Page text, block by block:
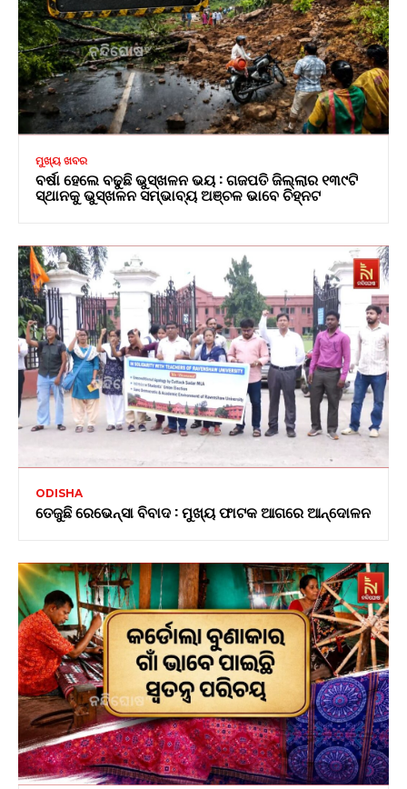
ମୁଖ୍ୟ ଖବର
ବର୍ଷା ହେଲେ ବଢୁଛି ଭୁସ୍ଖଳନ ଭୟ : ଗଜପତି ଜିଲ୍ଲାର ୧୩୯ଟି
ସ୍ଥାନକୁ ଭୁସ୍ଖଳନ ସମ୍ଭାବ୍ୟ ଅଞ୍ଚଳ ଭାବେ ଚିହ୍ନଟ
ODISHA
ତେଜୁଛି ରେଭେନ୍ସା ବିବାଦ : ମୁଖ୍ୟ ଫାଟକ ଆଗରେ ଆନ୍ଦୋଳନ